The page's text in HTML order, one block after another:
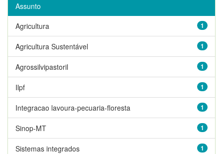
Assunto
1
Agricultura
1
Agricultura Sustentável
1
Agrossilvipastoril
1
Ilpf
1
Integracao lavoura-pecuaria-floresta
1
Sinop-MT
1
Sistemas integrados